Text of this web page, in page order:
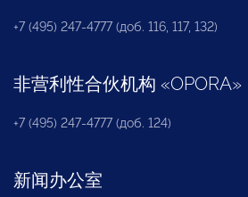
+7 (495) 247-4777 (доб. 116, 117, 132)
非营利性合伙机构 «OPORA»
+7 (495) 247-4777 (доб. 124)
新闻办公室